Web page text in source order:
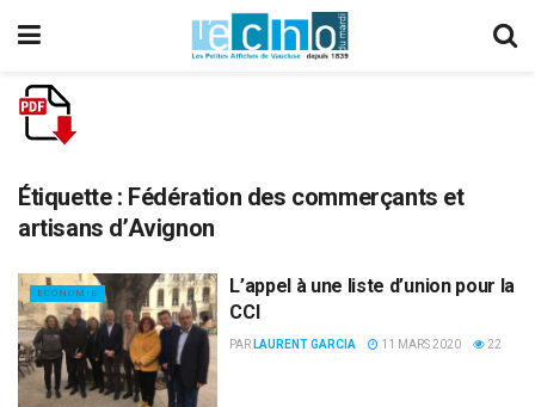
Étiquette : Fédération des commerçants et
artisans d’Avignon
ECONOMIE
L’appel à une liste d’union pour la
CCI
PAR LAURENT GARCIA 11 MARS 2020 22